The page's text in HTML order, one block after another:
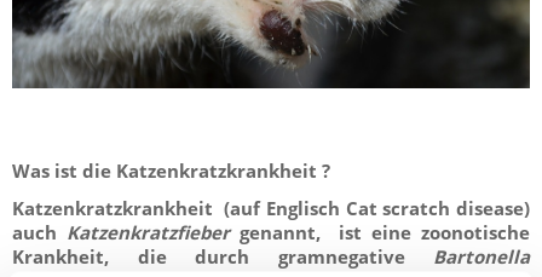
Was ist die Katzenkratzkrankheit ?
Katzenkratzkrankheit (auf Englisch Cat scratch disease)
auch Katzenkratzfieber genannt, ist eine zoonotische
Krankheit, die durch gramnegative Bartonella